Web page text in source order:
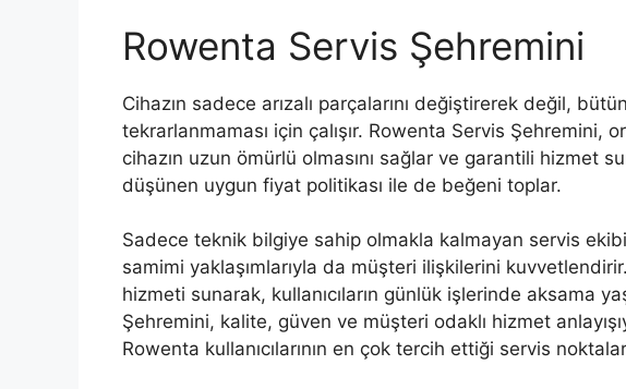
Rowenta Servis Şehremini
Cihazın sadece arızalı parçalarını değiştirerek değil,
tekrarlanmaması için çalışır. Rowenta Servis Şehremini,
cihazın uzun ömürlü olmasını sağlar ve garantili hizmet
düşünen uygun fiyat politikası ile de beğeni toplar.
Sadece teknik bilgiye sahip olmakla kalmayan servis
samimi yaklaşımlarıyla da müşteri ilişkilerini
hizmeti sunarak, kullanıcıların günlük işlerinde aksama
Şehremini, kalite, güven ve müşteri odaklı hizmet
Rowenta kullanıcılarının en çok tercih ettiği servis